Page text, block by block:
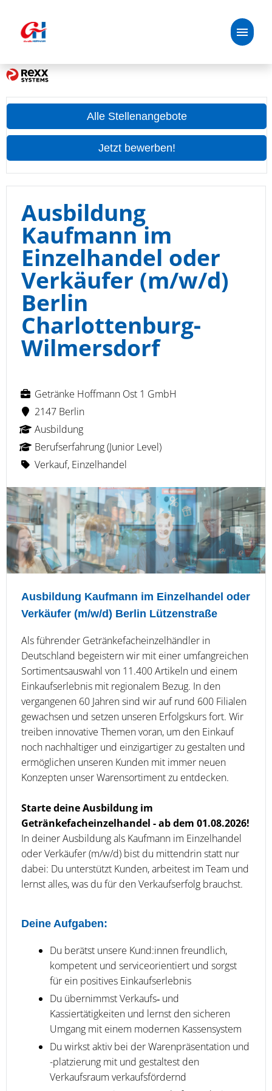
Deutsch
Stellenangebote
Unsere Benefits
Über uns
Oetker-Gruppe
Alle Stellenangebote
Jetzt bewerben!
Ausbildung
Kaufmann im
Einzelhandel oder
Verkäufer (m/w/d)
Berlin
Charlottenburg-
Wilmersdorf
Getränke Hoffmann Ost 1 GmbH
2147 Berlin
Ausbildung
Berufserfahrung (Junior Level)
Verkauf, Einzelhandel
Ausbildung Kaufmann im Einzelhandel oder
Verkäufer (m/w/d) Berlin Lützenstraße
Als führender Getränkefacheinzelhändler in
Deutschland begeistern wir mit einer umfangreichen
Sortimentsauswahl von 11.400 Artikeln und einem
Einkaufserlebnis mit regionalem Bezug. In den
vergangenen 60 Jahren sind wir auf rund 600 Filialen
gewachsen und setzen unseren Erfolgskurs fort. Wir
treiben innovative Themen voran, um den Einkauf
noch nachhaltiger und einzigartiger zu gestalten und
ermöglichen unseren Kunden mit immer neuen
Konzepten unser Warensortiment zu entdecken.
Starte deine Ausbildung im
Getränkefacheinzelhandel - ab dem 01.08.2026!
In deiner Ausbildung als Kaufmann im Einzelhandel
oder Verkäufer (m/w/d) bist du mittendrin statt nur
dabei: Du unterstützt Kunden, arbeitest im Team und
lernst alles, was du für den Verkaufserfolg brauchst.
Deine Aufgaben:
Du berätst unsere Kund:innen freundlich,
kompetent und serviceorientiert und sorgst
für ein positives Einkaufserlebnis
Du übernimmst Verkaufs‑ und
Kassiertätigkeiten und lernst den sicheren
Umgang mit einem modernen Kassensystem
Du wirkst aktiv bei der Warenpräsentation und
-platzierung mit und gestaltest den
Verkaufsraum verkaufsfördernd